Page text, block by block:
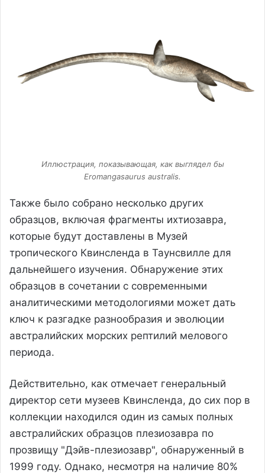
Иллюстрация, показывающая, как выглядел бы
Eromangasaurus australis.
Также было собрано несколько других
образцов, включая фрагменты ихтиозавра,
которые будут доставлены в Музей
тропического Квинсленда в Таунсвилле для
дальнейшего изучения. Обнаружение этих
образцов в сочетании с современными
аналитическими методологиями может дать
ключ к разгадке разнообразия и эволюции
австралийских морских рептилий мелового
периода.
Действительно, как отмечает генеральный
директор сети музеев Квинсленда, до сих пор в
коллекции находился один из самых полных
австралийских образцов плезиозавра по
прозвищу "Дэйв-плезиозавр", обнаруженный в
1999 году. Однако, несмотря на наличие 80%